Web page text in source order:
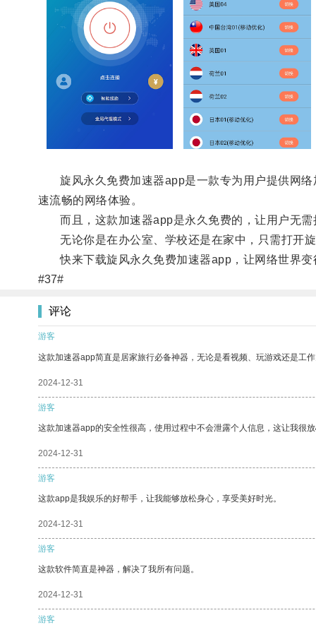
旋风永久免费加速器app是一款专为用户提供网络
速流畅的网络体验。
而且，这款加速器app是永久免费的，让用户无需
无论你是在办公室、学校还是在家中，只需打开旋
快来下载旋风永久免费加速器app，让网络世界变
#37#
评论
游客
这款加速器app简直是居家旅行必备神器，无论是看视频、玩游戏还是工
2024-12-31
游客
这款加速器app的安全性很高，使用过程中不会泄露个人信息，这让我很
2024-12-31
游客
这款app是我娱乐的好帮手，让我能够放松身心，享受美好时光。
2024-12-31
游客
这款软件简直是神器，解决了我所有问题。
2024-12-31
游客